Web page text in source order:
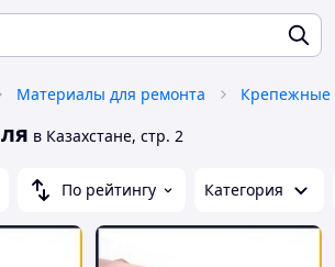
Материалы для ремонта Крепежные
в Казахстане, стр. 2
По рейтингу Категория